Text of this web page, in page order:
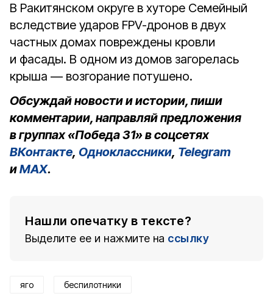
В Ракитянском округе в хуторе Семейный
вследствие ударов FPV-дронов в двух
частных домах повреждены кровли
и фасады. В одном из домов загорелась
крыша — возгорание потушено.
Обсуждай новости и истории, пиши
комментарии, направляй предложения
в группах «Победа 31» в соцсетях
ВКонтакте, Одноклассники, Telegram
иMAX.
Нашли опечатку в тексте?
Выделите ее и нажмите на ссылку
яго беспилотники